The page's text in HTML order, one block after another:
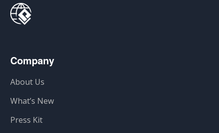
Company
About Us
What’s New
Press Kit